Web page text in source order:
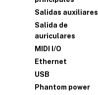
Salidas auxiliares
Salida de
auriculares
MIDI I/O
Ethernet
USB
Phantom power